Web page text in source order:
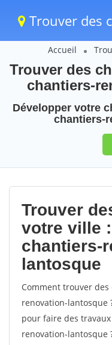
Trouver des
Accueil
Trouver des
chantiers-
Développer votre
chantiers-
Trouver
votre ville
chantiers-
lantosque
Comment trouver
renovation-lantosque
pour faire des
renovation-lantosque